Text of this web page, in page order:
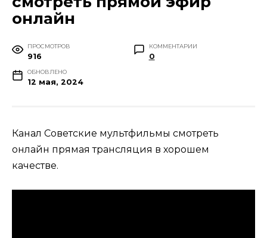
онлайн
ПРОСМОТРОВ
916
КОММЕНТАРИИ
0
ОБНОВЛЕНО
12 мая, 2024
Канал Советские мультфильмы смотреть
онлайн прямая трансляция в хорошем
качестве.